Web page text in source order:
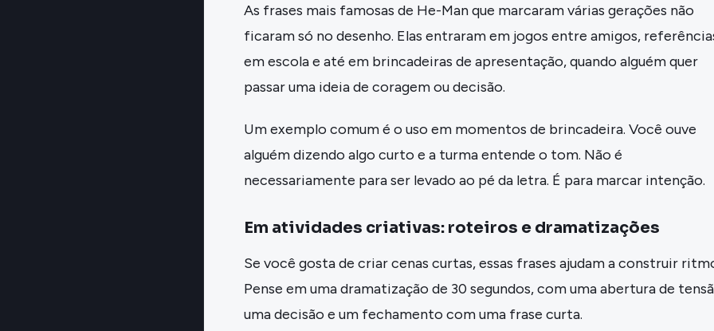
As frases mais famosas de He-Man que marcaram várias gerações não
ficaram só no desenho. Elas entraram em jogos entre amigos,
em escola e até em brincadeiras de apresentação, quando alguém quer
passar uma ideia de coragem ou decisão.
Um exemplo comum é o uso em momentos de brincadeira. Você ouve
alguém dizendo algo curto e a turma entende o tom. Não é
necessariamente para ser levado ao pé da letra. É para marcar intenção.
Em atividades criativas: roteiros e dramatizações
Se você gosta de criar cenas curtas, essas frases ajudam a construir
Pense em uma dramatização de 30 segundos, com uma abertura de
uma decisão e um fechamento com uma frase curta.